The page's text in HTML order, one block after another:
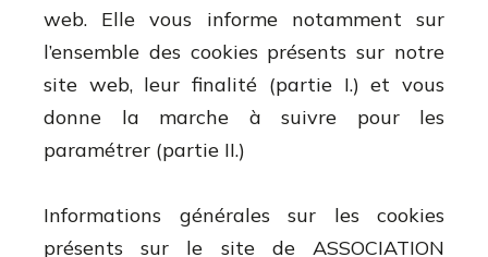
web. Elle vous informe notamment sur
l’ensemble des cookies présents sur notre
site web, leur finalité (partie I.) et vous
donne la marche à suivre pour les
paramétrer (partie II.)
Informations générales sur les cookies
présents sur le site de ASSOCIATION